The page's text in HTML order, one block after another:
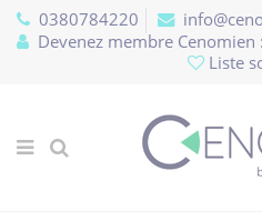
0380784220
Devenez membre Cenomien :
Liste
Panneau de gestion des cookies